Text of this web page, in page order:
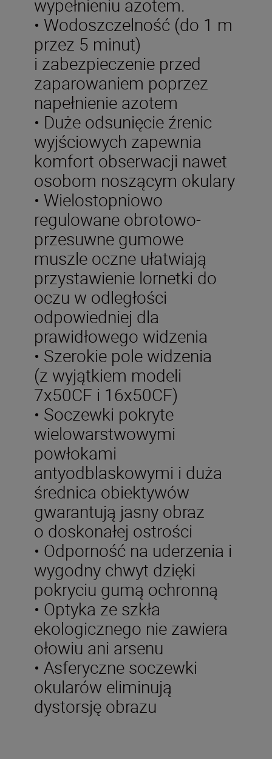
wypełnieniu azotem.
• Wodoszczelność (do 1 m
przez 5 minut)
i zabezpieczenie przed
zaparowaniem poprzez
napełnienie azotem
• Duże odsunięcie źrenic
wyjściowych zapewnia
komfort obserwacji nawet
osobom noszącym okulary
• Wielostopniowo
regulowane obrotowo-
przesuwne gumowe
muszle oczne ułatwiają
przystawienie lornetki do
oczu w odległości
odpowiedniej dla
prawidłowego widzenia
• Szerokie pole widzenia
(z wyjątkiem modeli
7x50CF i 16x50CF)
• Soczewki pokryte
wielowarstwowymi
powłokami
antyodblaskowymi i duża
średnica obiektywów
gwarantują jasny obraz
o doskonałej ostrości
• Odporność na uderzenia i
wygodny chwyt dzięki
pokryciu gumą ochronną
• Optyka ze szkła
ekologicznego nie zawiera
ołowiu ani arsenu
• Asferyczne soczewki
okularów eliminują
dystorsję obrazu